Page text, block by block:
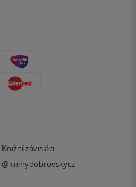
Knižní závisláci
@knihydobrovskycz